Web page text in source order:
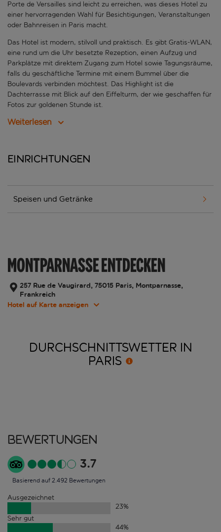
Porte de Versailles sind leicht zu erreichen, was dieses Hotel zu
einer hervorragenden Wahl für Besichtigungen, Veranstaltungen
oder Bahnreisen in Paris macht.
Das Hotel ist modern, stilvoll und praktisch. Es gibt Gratis-WLAN,
eine rund um die Uhr besetzte Rezeption, einen Aufzug und
Parkplätze mit direktem Zugang zum Hotel sowie Tagungsräume,
falls du geschäftliche Termine mit einem Bummel über die
Boulevards verbinden möchtest. Das Highlight ist die
Dachterrasse mit Blick auf den Eiffelturm, der wie geschaffen für
Fotos zur goldenen Stunde ist.
Weiterlesen
Einrichtungen
Speisen und Getränke
MONTPARNASSE ENTDECKEN
257 Rue de Vaugirard, 75015 Paris, Montparnasse,
Frankreich
Hotel auf Karte anzeigen
DURCHSCHNITTSWETTER IN
PARIS
Bewertungen
3.7
Basierend auf 2.492 Bewertungen
Ausgezeichnet
23%
Sehr gut
44%